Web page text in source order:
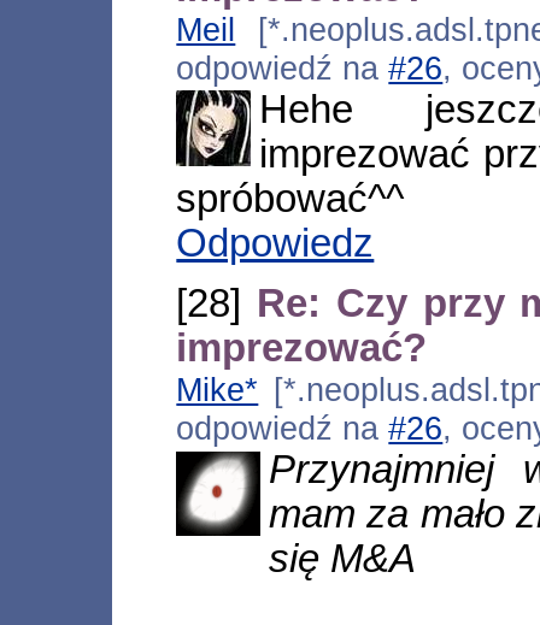
Meil
odpowiedź na#26,
Hehe
imprezować
spróbować^^
Odpowiedz
[28] Re: Czy przy
imprezować?
Mike*
odpowiedź na#26,
Przynajmniej
mam za mało
się M&A